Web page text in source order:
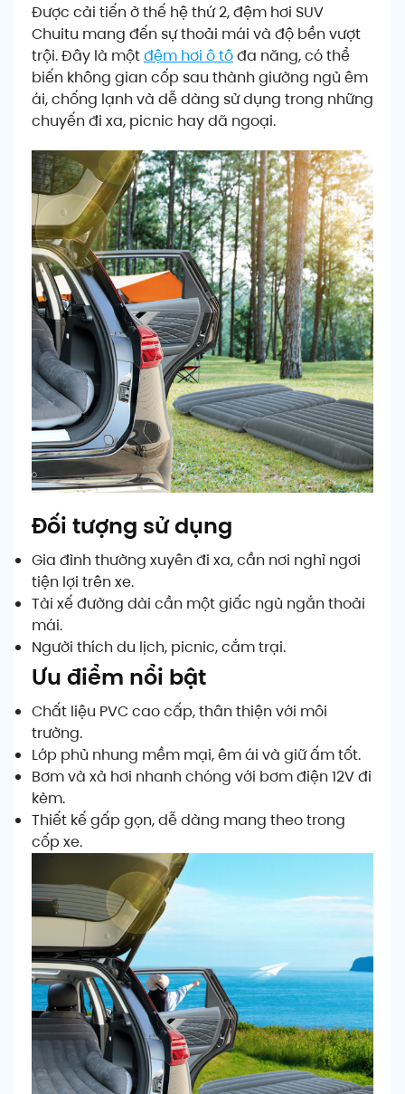
Được cải tiến ở thế hệ thứ 2, đệm hơi SUV
Chuitu mang đến sự thoải mái và độ bền vượt
trội. Đây là mộtđệm hơi ô tôđa năng, có thể
biến không gian cốp sau thành giường ngủ êm
ái, chống lạnh và dễ dàng sử dụng trong những
chuyến đi xa, picnic hay dã ngoại.
Đối tượng sử dụng
Gia đình thường xuyên đi xa, cần nơi nghỉ ngơi
tiện lợi trên xe.
Tài xế đường dài cần một giấc ngủ ngắn thoải
mái.
Người thích du lịch, picnic, cắm trại.
Ưu điểm nổi bật
Chất liệu PVC cao cấp, thân thiện với môi
trường.
Lớp phủ nhung mềm mại, êm ái và giữ ấm tốt.
Bơm và xả hơi nhanh chóng với bơm điện 12V đi
kèm.
Thiết kế gấp gọn, dễ dàng mang theo trong
cốp xe.